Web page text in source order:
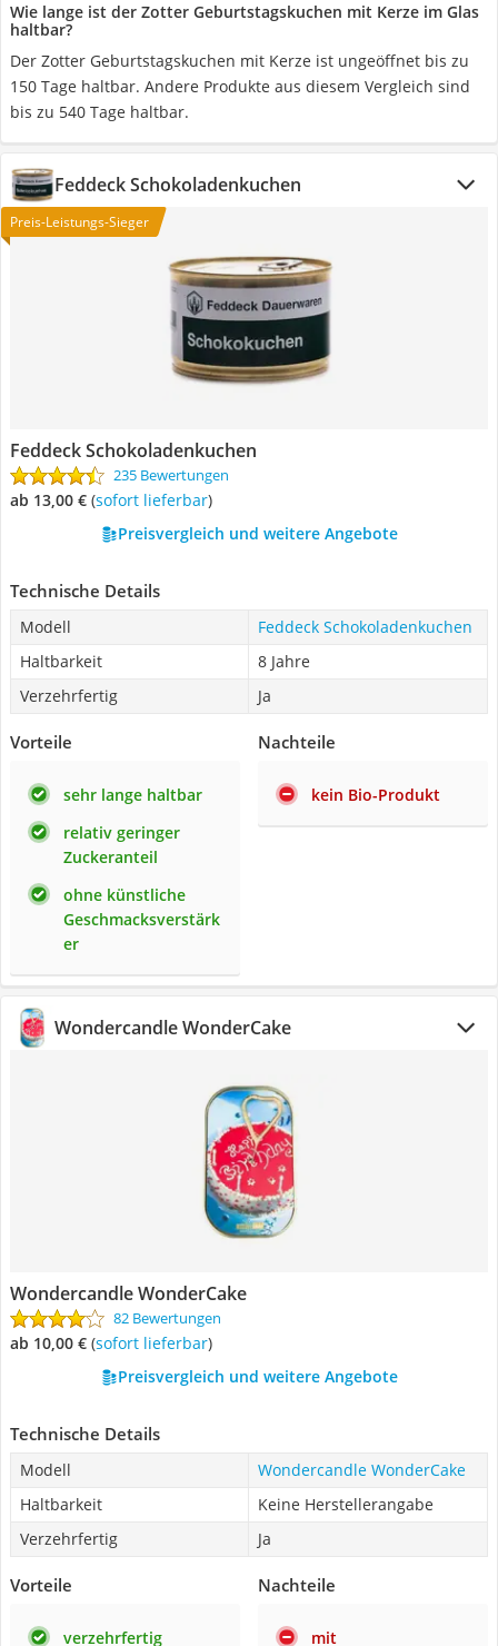
Wie lange ist der Zotter Geburtstagskuchen mit Kerze im Glas
haltbar?
Der Zotter Geburtstagskuchen mit Kerze ist ungeöffnet bis zu
150 Tage haltbar. Andere Produkte aus diesem Vergleich sind
bis zu 540 Tage haltbar.
Feddeck Schokoladenkuchen
Preis-Leistungs-Sieger
Feddeck Schokoladenkuchen
235 Bewertungen
ab 13,00 € ( Sofort lieferbar)
Preisvergleich und weitere Angebote
Technische Details
Modell
Feddeck Schokoladenkuchen
Haltbarkeit
8 Jahre
Verzehrfertig
Ja
Vorteile
sehr lange haltbar
relativ geringer
Zuckeranteil
ohne künstliche
Geschmacksverstärk
er
Nachteile
kein Bio-Produkt
Wondercandle WonderCake
Wondercandle WonderCake
82 Bewertungen
ab 10,00 € ( Sofort lieferbar)
Preisvergleich und weitere Angebote
Technische Details
Modell
Wondercandle WonderCake
Haltbarkeit
Keine Herstellerangabe
Verzehrfertig
Ja
Vorteile
verzehrfertig
Nachteile
mit